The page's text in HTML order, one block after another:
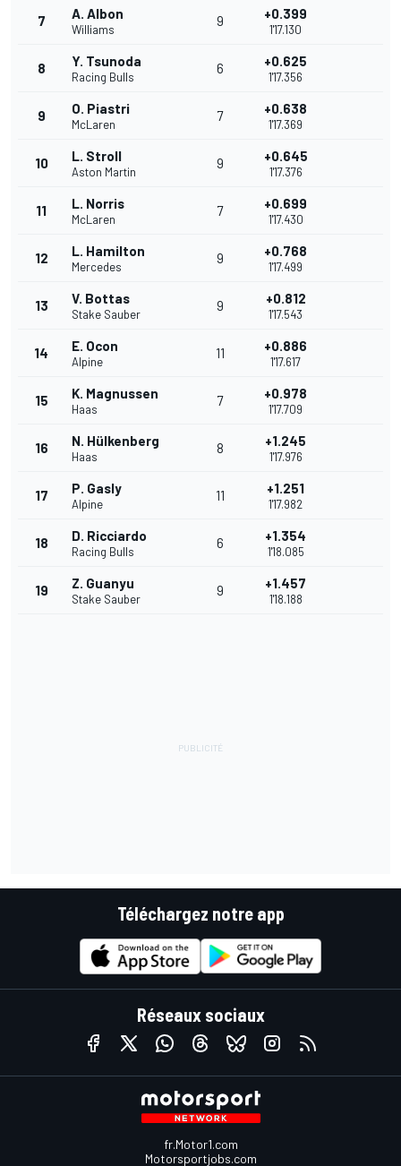
7 A. Albon
Williams
9 +0.399
1'17.130
8 Y. Tsunoda
Racing Bulls
6 +0.625
1'17.356
9 O. Piastri
McLaren
7 +0.638
1'17.369
10 L. Stroll
Aston Martin
9 +0.645
1'17.376
11 L. Norris
McLaren
7 +0.699
1'17.430
12 L. Hamilton
Mercedes
9 +0.768
1'17.499
13 V. Bottas
Stake Sauber
9 +0.812
1'17.543
14 E. Ocon
Alpine
11 +0.886
1'17.617
15 K. Magnussen
Haas
7 +0.978
1'17.709
16 N. Hülkenberg
Haas
8 +1.245
1'17.976
17 P. Gasly
Alpine
11 +1.251
1'17.982
18 D. Ricciardo
Racing Bulls
6 +1.354
1'18.085
19 Z. Guanyu
Stake Sauber
9 +1.457
1'18.188
Téléchargez notre app
Réseaux sociaux
fr.Motor1.com
Motorsportjobs.com